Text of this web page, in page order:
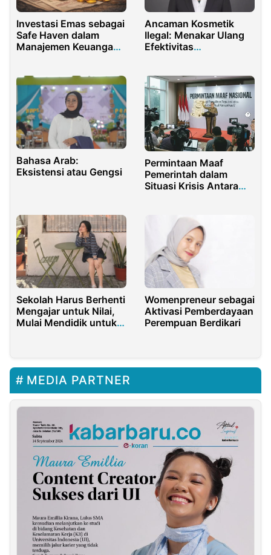
Investasi Emas sebagai
Safe Haven dalam
Manajemen Keuangan
Ancaman Kosmetik
Ilegal: Menakar Ulang
Efektivitas
Penegakan Hukum
Bahasa Arab:
Eksistensi atau Gengsi
Permintaan Maaf
Pemerintah dalam
Situasi Krisis Antara
Sekolah Harus Berhenti
Mengajar untuk Nilai,
Mulai Mendidik untuk
Womenpreneur sebagai
Aktivasi Pemberdayaan
Perempuan Berdikari
MEDIA PARTNER